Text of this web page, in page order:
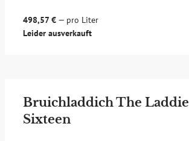
498,57 € — pro Liter
Leider ausverkauft
Bruichladdich The Laddie
Sixteen